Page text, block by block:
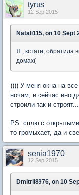
tyrus
12 Sep 2015
Natali115, on 10 Sept
Я , кстати, обратила
домах(
)))) У меня окна на
ночам, и сейчас
строили так и строят...
PS: сплю с
то громыхает, да и
senia1970
12 Sep 2015
Dmitrii8976, on 10